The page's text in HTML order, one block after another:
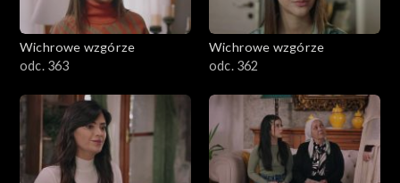
Wichrowe wzgórze
odc. 363
Wichrowe wzgórze
odc. 362